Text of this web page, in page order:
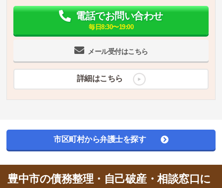
メール受付はこちら
電話でお問い合わせ
毎日8:30〜19:00
詳細はこちら
市区町村から弁護士を探す
豊中市の債務整理・自己破産・相談窓口に